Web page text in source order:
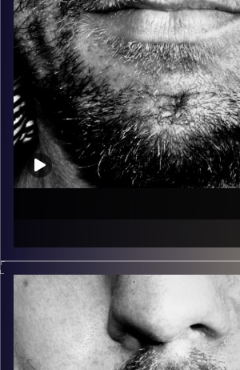
של הופעות חיות. הרבה ג'אם, רוק,
בלוז, bluegrass, ג'אז, Fאנק, פרוגרסיב ואפילו אלקטרוניקה.
David